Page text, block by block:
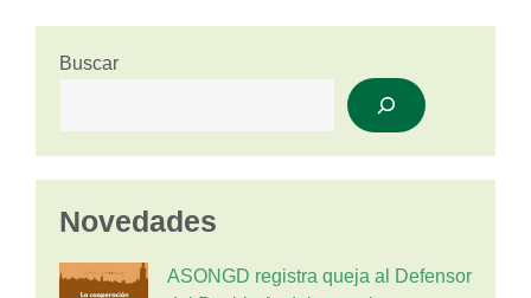
Buscar
Novedades
ASONGD registra queja al Defensor